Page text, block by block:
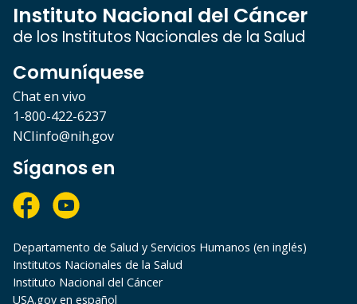
Instituto Nacional del Cáncer
de los Institutos Nacionales de la Salud
Comuníquese
Chat en vivo
1-800-422-6237
NCIinfo@nih.gov
Síganos en
Departamento de Salud y Servicios Humanos (en inglés)
Institutos Nacionales de la Salud
Instituto Nacional del Cáncer
USA.gov en español